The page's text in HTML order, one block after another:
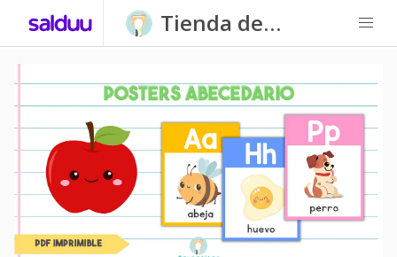
Tienda de
Carpatitas
Homeschool